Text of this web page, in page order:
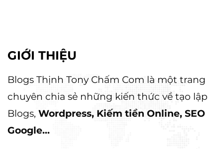
GIỚI THIỆU
Blogs Thịnh Tony Chấm Com là một trang
chuyên chia sẻ những kiến thức về tạo lập
Blogs, Wordpress, Kiếm tiền Online, SEO
Google...